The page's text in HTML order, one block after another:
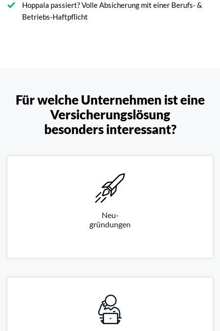
Hoppala passiert? Volle Absicherung mit einer Berufs- &
Betriebs-Haftpflicht
Für welche Unternehmen ist eine
Versicherungslösung
besonders interessant?
Neu-
gründungen